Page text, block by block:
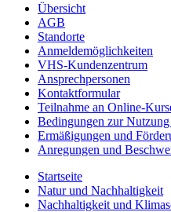
Übersicht
AGB
Standorte
Anmeldemöglichkeiten
VHS-Kundenzentrum
Ansprechpersonen
Kontaktformular
Teilnahme an Online-
Bedingungen zur
Ermäßigungen und
Anregungen und
Startseite
Natur und Nachhaltigkeit
Nachhaltigkeit und